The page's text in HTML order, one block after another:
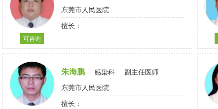
可咨询
东莞市人民医院
擅长：
朱海鹏 感染科
副主任医师
东莞市人民医院
擅长：